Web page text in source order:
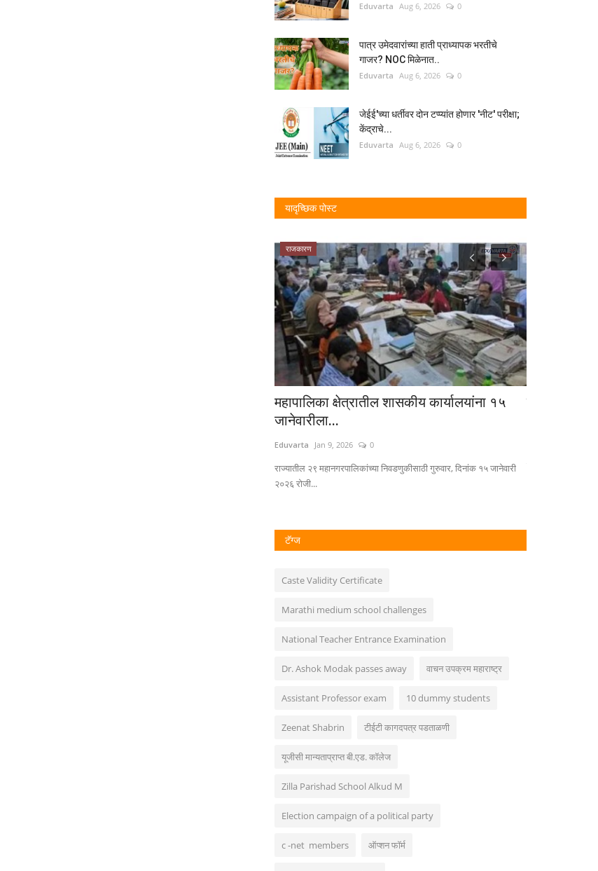
Eduvarta Aug 6, 2026 0
पात्र उमेदवारांच्या हाती प्राध्यापक भरतीचे
गाजर? NOC मिळेनात..
Eduvarta Aug 6, 2026 0
जेईई'च्या धर्तीवर दोन टप्प्यांत होणार 'नीट' परीक्षा;
केंद्राचे...
Eduvarta Aug 6, 2026 0
यादृच्छिक पोस्ट
राजकारण
महापालिका क्षेत्रातील शासकीय कार्यालयांना १५
जानेवारीला...
Eduvarta Jan 9, 2026 0
राज्यातील २९ महानगरपालिकांच्या निवडणुकीसाठी गुरुवार, दिनांक १५ जानेवारी
२०२६ रोजी...
टॅग्ज
Caste Validity Certificate
Marathi medium school challenges
National Teacher Entrance Examination
Dr. Ashok Modak passes away वाचन उपक्रम महाराष्ट्र
Assistant Professor exam 10 dummy students
Zeenat Shabrin टीईटी कागदपत्र पडताळणी
यूजीसी मान्यताप्राप्त बी.एड. कॉलेज
Zilla Parishad School Alkud M
Election campaign of a political party
c -net members ऑप्शन फॉर्म